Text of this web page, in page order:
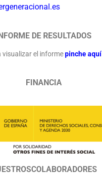
DE RESULTADOS
visualizar el informe pinche aquí
FINANCIA